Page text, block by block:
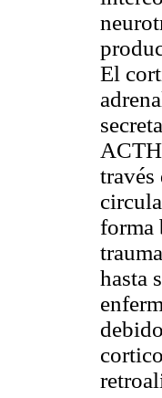
El
forma
hasta